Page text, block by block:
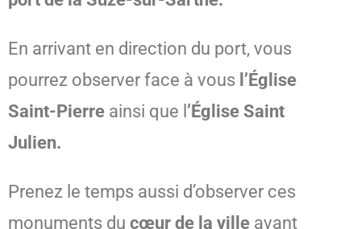
En arrivant en direction du port, vous
pourrez observer face à vous l’Église
Saint-Pierre ainsi que l ’Église Saint
Julien.
Prenez le temps aussi d’observer ces
monuments du cœur de la ville avant